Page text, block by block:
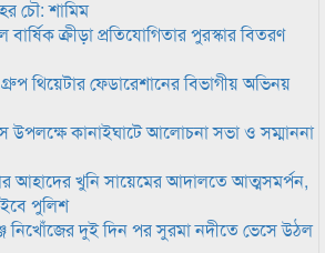
চৌ: শামিম
বার্ষিক ক্রীড়া প্রতিযোগিতার পুরস্কার বিতরণ
থিয়েটার ফেডারেশানের বিভাগীয় অভিনয়
উপলক্ষে কানাইঘাটে আলোচনা সভা ও সম্মাননা
আহাদের খুনি সায়েমের আদালতে আত্মসমর্পন,
পুলিশ
নিখোঁজের দুই দিন পর সুরমা নদীতে ভেসে উঠল